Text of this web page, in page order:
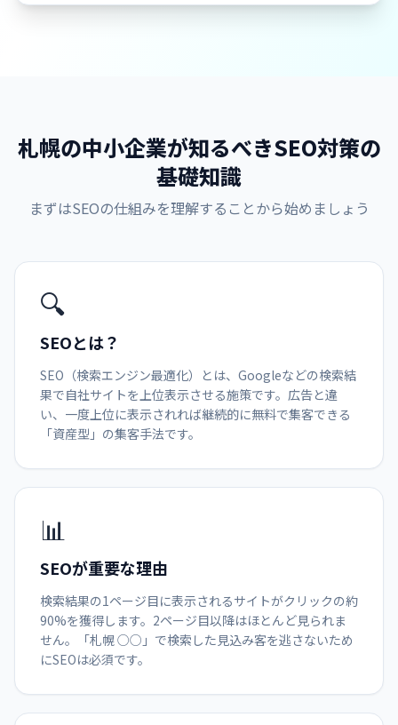
札幌の中小企業が知るべきSEO対策の
基礎知識
まずはSEOの仕組みを理解することから始めましょう
🔍
SEOとは？
SEO（検索エンジン最適化）とは、Googleなどの検索結
果で自社サイトを上位表示させる施策です。広告と違
い、一度上位に表示されれば継続的に無料で集客できる
「資産型」の集客手法です。
📊
SEOが重要な理由
検索結果の1ページ目に表示されるサイトがクリックの約
90%を獲得します。2ページ目以降はほとんど見られま
せん。「札幌 ○○」で検索した見込み客を逃さないため
にSEOは必須です。